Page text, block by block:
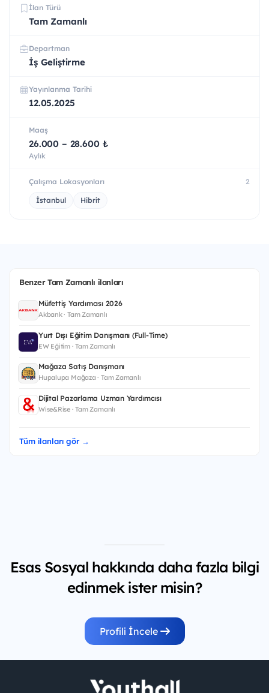
İlan Türü
Tam Zamanlı
Departman
İş Geliştirme
Yayınlanma Tarihi
12.05.2025
Maaş
26.000 – 28.600 ₺
Aylık
Çalışma Lokasyonları 2
İstanbul Hibrit
Benzer Tam Zamanlı ilanları
Müfettiş Yardımcısı 2026
Akbank · Tam Zamanlı
Yurt Dışı Eğitim Danışmanı (Full-Time)
EW Eğitim · Tam Zamanlı
Mağaza Satış Danışmanı
Hupalupa Mağaza · Tam Zamanlı
Dijital Pazarlama Uzman Yardımcısı
Wise&Rise · Tam Zamanlı
Tüm ilanları gör →
Esas Sosyal hakkında daha fazla bilgi
edinmek ister misin?
Profili İncele